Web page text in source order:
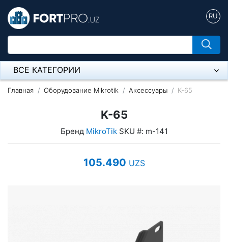
RU
ВСЕ КАТЕГОРИИ
Микрофон
Оборудование Mikrotik
Главная Оборудование Mikrotik Аксессуары K-65
K-65
Бренд MikroTik SKU #: m-141
105.490 UZS